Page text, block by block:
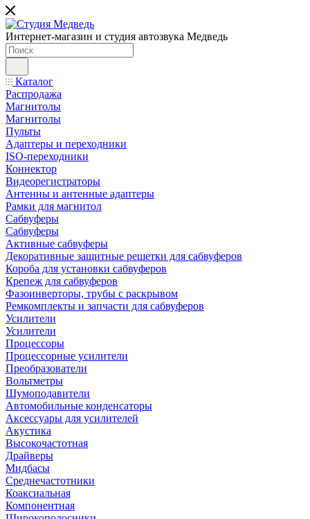
Интернет-магазин и студия автозвука Медведь
Каталог
Распродажа
Магнитолы
Магнитолы
Пульты
Адаптеры и переходники
ISO-переходники
Коннектор
Видеорегистраторы
Антенны и антенные адаптеры
Рамки для магнитол
Сабвуферы
Сабвуферы
Активные сабвуферы
Декоративные защитные решетки для сабвуферов
Короба для установки сабвуферов
Крепеж для сабвуферов
Фазоинверторы, трубы с раскрывом
Ремкомплекты и запчасти для сабвуферов
Усилители
Усилители
Процессоры
Процессорные усилители
Преобразователи
Вольтметры
Шумоподавители
Автомобильные конденсаторы
Аксессуары для усилителей
Акустика
Высокочастотная
Драйверы
Мидбасы
Среднечастотники
Коаксиальная
Компонентная